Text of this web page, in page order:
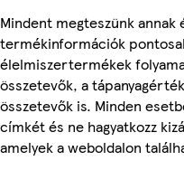
Mindent megteszünk annak
termékinformációk
élelmiszertermékek
összetevők, a
összetevők is. Minden
címkét és ne hagyatkozz
amelyek a weboldalon